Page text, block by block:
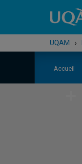
UQAM ›
Accueil